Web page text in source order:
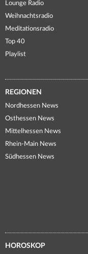
Lounge Radio
Weihnachtsradio
Meditationsradio
Top 40
Playlist
REGIONEN
Nordhessen News
Osthessen News
Mittelhessen News
Rhein-Main News
Südhessen News
HOROSKOP